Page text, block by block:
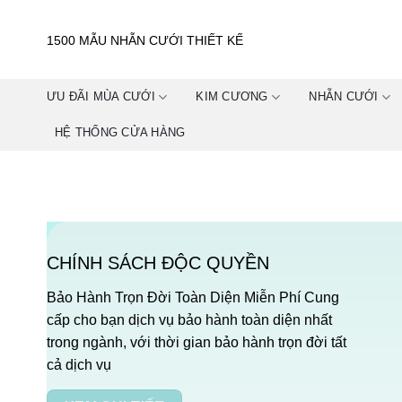
1500 MẪU NHẪN CƯỚI THIẾT KẾ
ƯU ĐÃI MÙA CƯỚI KIM CƯƠNG NHẪN CƯỚI
HỆ THỐNG CỬA HÀNG
CHÍNH SÁCH ĐỘC QUYỀN
Bảo Hành Trọn Đời Toàn Diện Miễn Phí Cung
cấp cho bạn dịch vụ bảo hành toàn diện nhất
trong ngành, với thời gian bảo hành trọn đời tất
cả dịch vụ